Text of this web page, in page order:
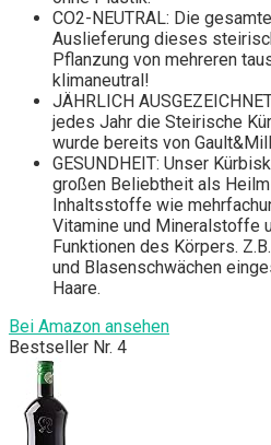
CO2-NEUTRAL: Die
Auslieferung dieses
Pflanzung von mehreren
klimaneutral!
JÄHRLICH
jedes Jahr die Steirische
wurde bereits von
GESUNDHEIT: Unser
großen Beliebtheit als
Inhaltsstoffe wie
Vitamine und Mineralstoffe
Funktionen des Körpers.
und Blasenschwächen
Haare.
Bei Amazon ansehen
Bestseller Nr. 4